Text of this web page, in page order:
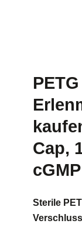
PETG
Cap,
cGMP
Sterile